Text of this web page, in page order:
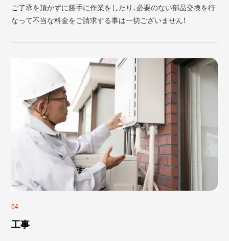
ご了承を頂かずに勝手に作業をしたり、必要のない部品交換を行
なって不当な料金をご請求する事は一切ございません！
04
工事